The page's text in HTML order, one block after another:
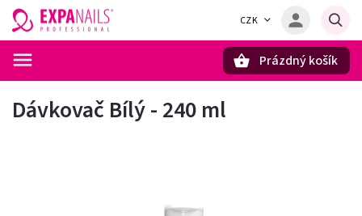
CZK
Prázdný košík
Dávkovač Bílý - 240 ml